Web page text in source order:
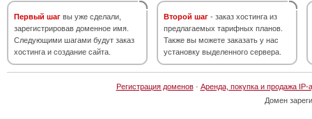
Первый шаг вы уже сделали,
зарегистрировав доменное имя.
Следующими шагами будут заказ
хостинга и создание сайта.
Второй шаг - заказ хостинга из
предлагаемых тарифных планов.
Также вы можете заказать у нас
установку выделенного сервера.
Регистрация доменов· Аренда, покупка и продажа IP-
Домен